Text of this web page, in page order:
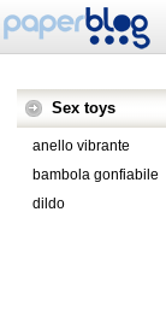
Sex toys
anello vibrante
bambola gonfiabile
dildo